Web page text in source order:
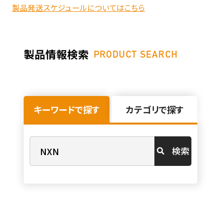
製品発送スケジュールについてはこちら
製品情報検索 PRODUCT SEARCH
キーワードで探す カテゴリで探す
検索